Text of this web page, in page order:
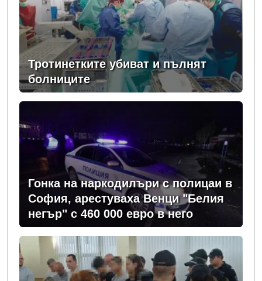
Тротинетките убиват и пълнят
болниците
Гонка на наркодилъри с полицаи в
София, арестуваха Венци "Белия
негър" с 460 000 евро в него